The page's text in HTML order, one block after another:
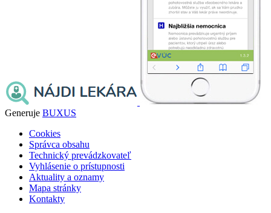
Generuje BUXUS
Cookies
Správca obsahu
Technický prevádzkovateľ
Vyhlásenie o prístupnosti
Aktuality a oznamy
Mapa stránky
Kontakty